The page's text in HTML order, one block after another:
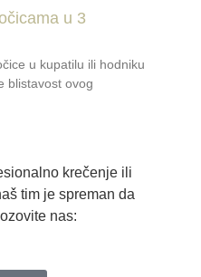
u 3
u kupatilu ili hodniku
blistavost ovog
krečenje ili
tim je spreman da
nas: